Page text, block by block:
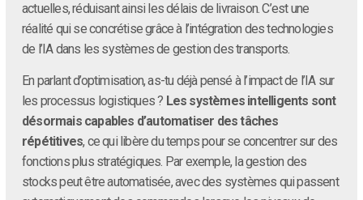
actuelles, réduisant ainsi les délais de livraison. C’est une
réalité qui se concrétise grâce à l’intégration des technologies
de l’IA dans les systèmes de gestion des transports.
En parlant d’optimisation, as-tu déjà pensé à l’impact de l’IA sur
les processus logistiques ? Les systèmes intelligents sont
désormais capables d’automatiser des tâches
répétitives, ce qui libère du temps pour se concentrer sur des
fonctions plus stratégiques. Par exemple, la gestion des
stocks peut être automatisée, avec des systèmes qui passent